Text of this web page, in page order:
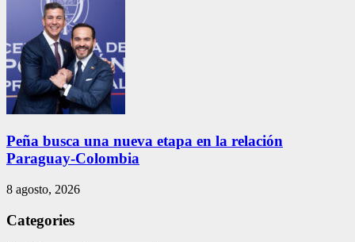
Peña busca una nueva etapa en la relación
Paraguay-Colombia
8 agosto, 2026
Categories